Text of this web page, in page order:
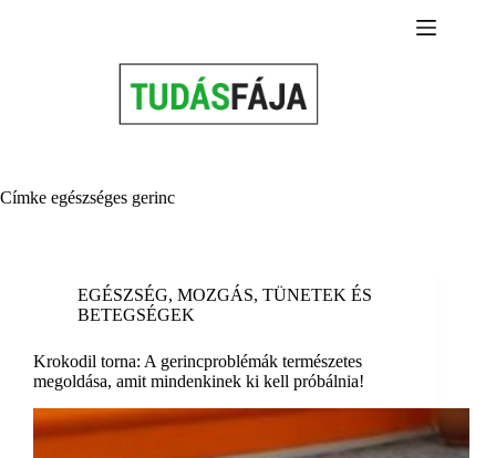
Címke egészséges gerinc
EGÉSZSÉG, MOZGÁS, TÜNETEK ÉS
BETEGSÉGEK
Krokodil torna: A gerincproblémák természetes
megoldása, amit mindenkinek ki kell próbálnia!